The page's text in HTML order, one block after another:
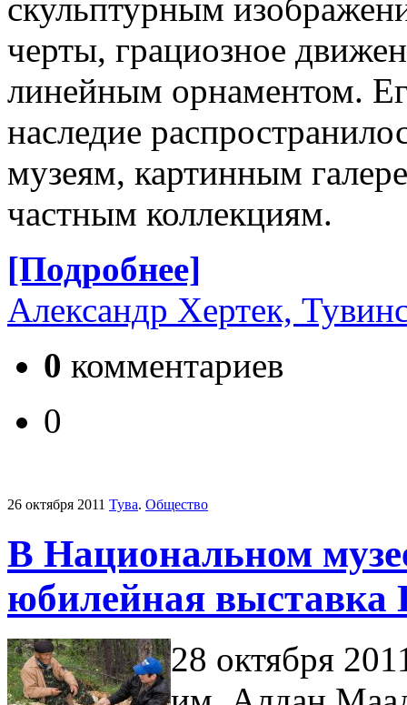
скульптурным
черты, грациозное
линейным орнаментом.
наследие
музеям, картинным
частным коллекциям.
[Подробнее]
Александр Хертек,
0 комментариев
0
26 октября 2011 Тува. Общество
В Национальном
юбилейная выставка
28 октября